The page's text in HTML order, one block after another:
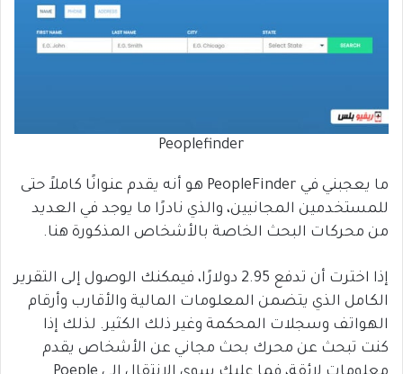
Peoplefinder
ما يعجبني في PeopleFinder هو أنه يقدم عنوانًا كاملاً حتى
للمستخدمين المجانيين، والذي نادرًا ما يوجد في العديد
من محركات البحث الخاصة بالأشخاص المذكورة هنا.
إذا اخترت أن تدفع 2.95 دولارًا، فيمكنك الوصول إلى التقرير
الكامل الذي يتضمن المعلومات المالية والأقارب وأرقام
الهواتف وسجلات المحكمة وغير ذلك الكثير. لذلك إذا
كنت تبحث عن محرك بحث مجاني عن الأشخاص يقدم